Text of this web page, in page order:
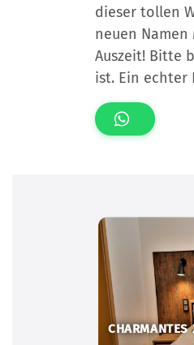
dieser tollen
neuen Namen
Auszeit! Bitte
ist. Ein echter